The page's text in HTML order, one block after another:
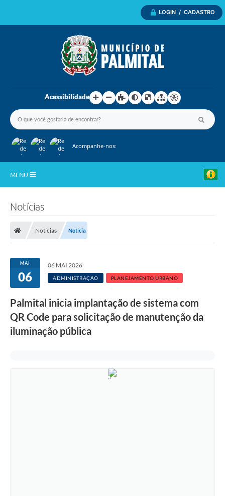
LOGIN / CADASTRO
Acessibilidade
Acompanhe-nos:
MENU
Departamentos
Câmara Municipal
Contato
Notícias
Notícias Notícia
MAI
06
06 MAI 2026
ADMINISTRAÇÃO PLANEJAMENTO URBANO
Palmital inicia implantação de sistema com
QR Code para solicitação de manutenção da
iluminação pública